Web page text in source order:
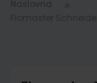
Naslovna